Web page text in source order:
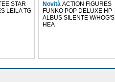
STAR
LEILA TG
Novità ACTION FIGURES
FUNKO POP DELUXE HP
ALBUS SILENTE W/HOG'S
HEA